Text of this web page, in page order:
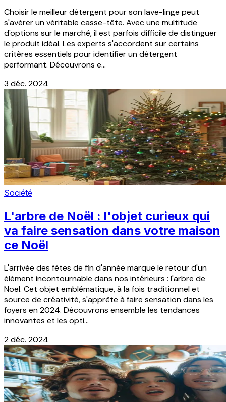
Choisir le meilleur détergent pour son lave-linge peut
s'avérer un véritable casse-tête. Avec une multitude
d'options sur le marché, il est parfois difficile de distinguer
le produit idéal. Les experts s'accordent sur certains
critères essentiels pour identifier un détergent
performant. Découvrons e...
3 déc. 2024
Société
L'arbre de Noël : l'objet curieux qui
va faire sensation dans votre maison
ce Noël
L'arrivée des fêtes de fin d'année marque le retour d'un
élément incontournable dans nos intérieurs : l'arbre de
Noël. Cet objet emblématique, à la fois traditionnel et
source de créativité, s'apprête à faire sensation dans les
foyers en 2024. Découvrons ensemble les tendances
innovantes et les opti...
2 déc. 2024